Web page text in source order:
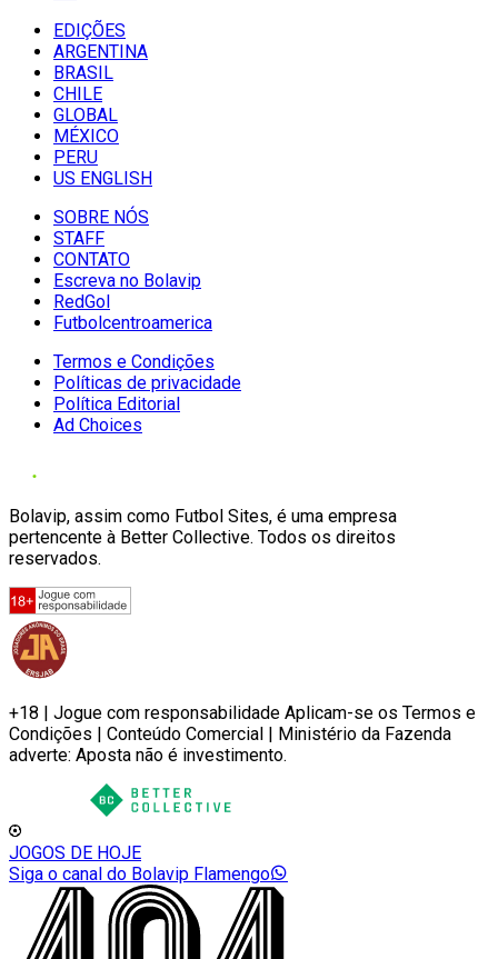
EDIÇÕES
ARGENTINA
BRASIL
CHILE
GLOBAL
MÉXICO
PERU
US ENGLISH
SOBRE NÓS
STAFF
CONTATO
Escreva no Bolavip
RedGol
Futbolcentroamerica
Termos e Condições
Políticas de privacidade
Política Editorial
Ad Choices
Bolavip, assim como Futbol Sites, é uma empresa
pertencente à Better Collective. Todos os direitos
reservados.
+18 | Jogue com responsabilidade Aplicam-se os Termos e
Condições | Conteúdo Comercial | Ministério da Fazenda
adverte: Aposta não é investimento.
JOGOS DE HOJE
Siga o canal do Bolavip Flamengo